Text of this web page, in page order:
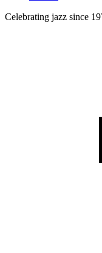
Celebrating jazz since